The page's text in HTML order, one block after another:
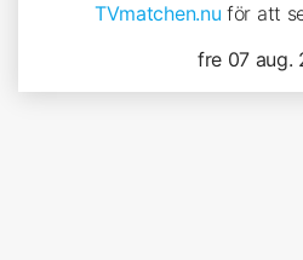
TVmatchen.nu för att
fre 07 aug.